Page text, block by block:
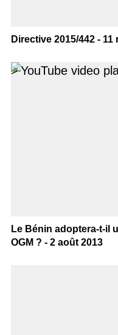
Directive 2015/442 - 11
>
Le Bénin adoptera-t-il
OGM ? - 2 août 2013